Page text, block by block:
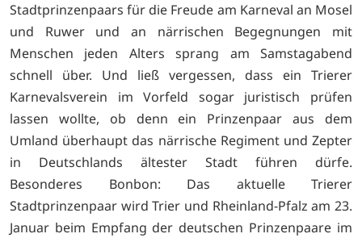
Stadtprinzenpaars für die Freude am Karneval an Mosel
und Ruwer und an närrischen Begegnungen mit
Menschen jeden Alters sprang am Samstagabend
schnell über. Und ließ vergessen, dass ein Trierer
Karnevalsverein im Vorfeld sogar juristisch prüfen
lassen wollte, ob denn ein Prinzenpaar aus dem
Umland überhaupt das närrische Regiment und Zepter
in Deutschlands ältester Stadt führen dürfe.
Besonderes Bonbon: Das aktuelle Trierer
Stadtprinzenpaar wird Trier und Rheinland-Pfalz am 23.
Januar beim Empfang der deutschen Prinzenpaare im